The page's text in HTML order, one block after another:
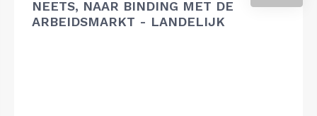
NEETS, NAAR BINDING MET DE
ARBEIDSMARKT - LANDELIJK